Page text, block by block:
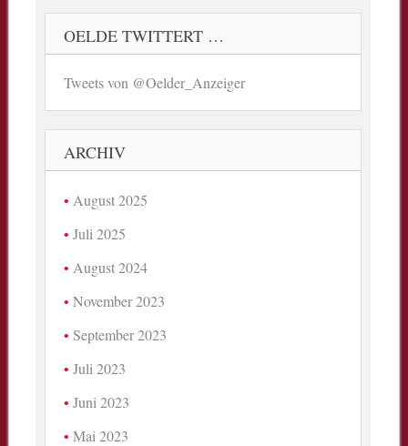
OELDE TWITTERT …
Tweets von @Oelder_Anzeiger
ARCHIV
August 2025
Juli 2025
August 2024
November 2023
September 2023
Juli 2023
Juni 2023
Mai 2023